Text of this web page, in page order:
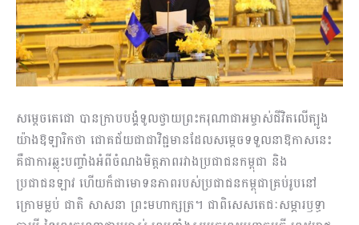
សម្តេចតេជោ បានក្រាបបង្គំទូលថ្វាយព្រះករុណាជាអម្ចាស់ជីវិតលើត្បូង
យ៉ាងឱឡារិកថា ជោគជ័យជាជាវិជ្ជមានដែលសម្តេចទទួលនាឱកាសនេះ
គឺជាការឆ្លុះបញ្ចាំងអំពីចំណងមិត្តភាពរវាងប្រជាជនកម្ពុជា និង
ប្រជាជនឡាវ ហើយក៏ជាមោទនភាពរបស់ប្រជាជនកម្ពុជាគ្រប់រូបនៅ
ក្រោមម្លប់ ជាតិ សាសនា ព្រះមហាក្សត្រ។ ជាពិសេសតេជៈសម្ភារឫទ្ធា